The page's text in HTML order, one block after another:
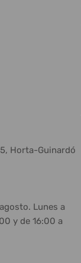
Horta-Guinardó
Lunes a
y de 16:00 a